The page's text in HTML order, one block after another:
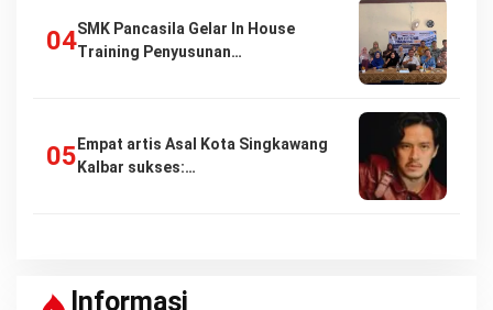
SMK Pancasila Gelar In House
Training Penyusunan…
Empat artis Asal Kota Singkawang
Kalbar sukses:…
Informasi